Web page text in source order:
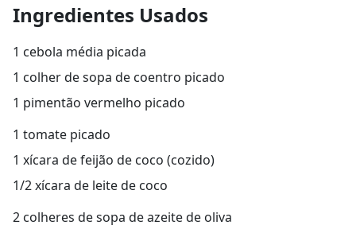
Ingredientes Usados
1 cebola média picada
1 colher de sopa de coentro picado
1 pimentão vermelho picado
1 tomate picado
1 xícara de feijão de coco (cozido)
1/2 xícara de leite de coco
2 colheres de sopa de azeite de oliva